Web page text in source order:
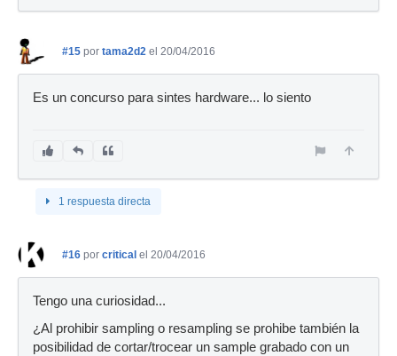
#15 por tama2d2 el 20/04/2016
Es un concurso para sintes hardware... lo siento
1 respuesta directa
#16 por critical el 20/04/2016
Tengo una curiosidad...
¿Al prohibir sampling o resampling se prohibe también la
posibilidad de cortar/trocear un sample grabado con un